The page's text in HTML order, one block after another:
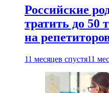
Российские
тратить до 50
на
11 месяцев спустя11